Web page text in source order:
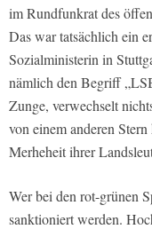
im Rundfunkrat des
Das war tatsächlich ein
Sozialministerin in
nämlich den Begriff
Zunge, verwechselt
von einem anderen
Merheheit ihrer
Wer bei den rot-grünen
sanktioniert werden.